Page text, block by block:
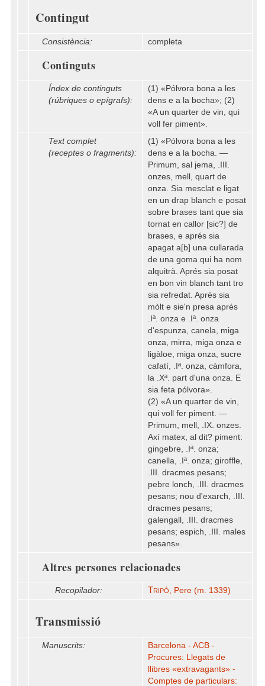
Contingut
Consistència: completa
Continguts
Índex de continguts
(rúbriques o epígrafs):
(1) «Pólvora bona a les
dens e a la bocha»; (2)
«A un quarter de vin, qui
voll fer piment».
Text complet
(receptes o fragments):
(1) «Pólvora bona a les
dens e a la bocha. —
Primum, sal jema, .III.
onzes, mell, quart de
onza. Sia mesclat e ligat
en un drap blanch e posat
sobre brases tant que sia
tornat en callor [sic?] de
brases, e aprés sia
apagat a[b] una cullarada
de una goma qui ha nom
alquitrà. Aprés sia posat
en bon vin blanch tant tro
sia refredat. Aprés sia
mòlt e sie'n presa aprés
.Iª. onza e .Iª. onza
d'espunza, canela, miga
onza, mirra, miga onza e
ligàloe, miga onza, sucre
cafatí, .Iª. onza, càmfora,
la .Xª. part d'una onza. E
sia feta pólvora».
(2) «A un quarter de vin,
qui voll fer piment. —
Primum, mell, .IX. onzes.
Axí matex, al dit? piment:
gingebre, .Iª. onza;
canella, .Iª. onza; giroffle,
.III. dracmes pesans;
pebre lonch, .III. dracmes
pesans; nou d'exarch, .III.
dracmes pesans;
galengall, .III. dracmes
pesans; espich, .III. males
pesans».
Altres persones relacionades
Recopilador: Tripó, Pere (m. 1339)
Transmissió
Manuscrits:
Barcelona - ACB -
Procures: Llegats de
llibres «extravagants» -
Comptes de particulars: